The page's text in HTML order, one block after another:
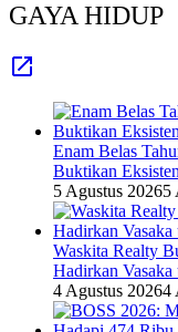
GAYA HIDUP
Enam Belas
Buktikan
5 Agustus 20265
Waskita Realty
Hadirkan
4 Agustus 20264